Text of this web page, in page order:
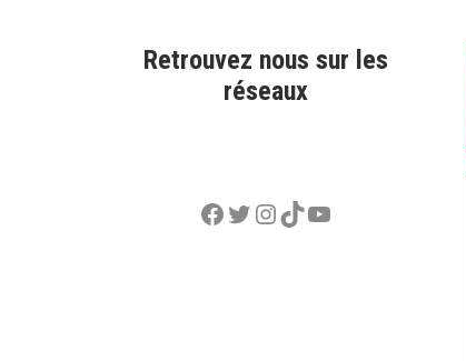
Retrouvez nous sur les
réseaux
Facebook
Twitter
Instagram
TikTok
YouTube